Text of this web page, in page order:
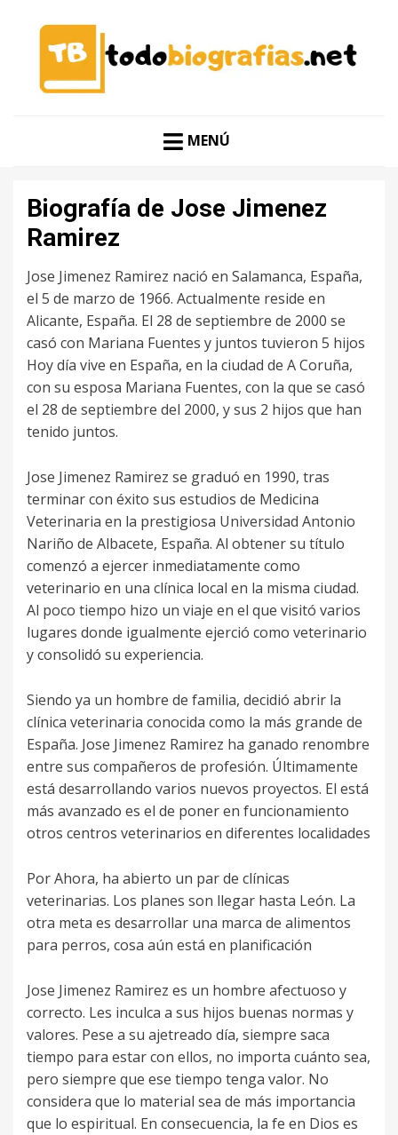
TODO BIOGRAFÍAS
MENÚ
Biografía de Jose Jimenez
Ramirez
Jose Jimenez Ramirez nació en Salamanca, España,
el 5 de marzo de 1966. Actualmente reside en
Alicante, España. El 28 de septiembre de 2000 se
casó con Mariana Fuentes y juntos tuvieron 5 hijos
Hoy día vive en España, en la ciudad de A Coruña,
con su esposa Mariana Fuentes, con la que se casó
el 28 de septiembre del 2000, y sus 2 hijos que han
tenido juntos.
Jose Jimenez Ramirez se graduó en 1990, tras
terminar con éxito sus estudios de Medicina
Veterinaria en la prestigiosa Universidad Antonio
Nariño de Albacete, España. Al obtener su título
comenzó a ejercer inmediatamente como
veterinario en una clínica local en la misma ciudad.
Al poco tiempo hizo un viaje en el que visitó varios
lugares donde igualmente ejerció como veterinario
y consolidó su experiencia.
Siendo ya un hombre de familia, decidió abrir la
clínica veterinaria conocida como la más grande de
España. Jose Jimenez Ramirez ha ganado renombre
entre sus compañeros de profesión. Últimamente
está desarrollando varios nuevos proyectos. El está
más avanzado es el de poner en funcionamiento
otros centros veterinarios en diferentes localidades
Por Ahora, ha abierto un par de clínicas
veterinarias. Los planes son llegar hasta León. La
otra meta es desarrollar una marca de alimentos
para perros, cosa aún está en planificación
Jose Jimenez Ramirez es un hombre afectuoso y
correcto. Les inculca a sus hijos buenas normas y
valores. Pese a su ajetreado día, siempre saca
tiempo para estar con ellos, no importa cuánto sea,
pero siempre que ese tiempo tenga valor. No
considera que lo material sea de más importancia
que lo espiritual. En consecuencia, la fe en Dios es